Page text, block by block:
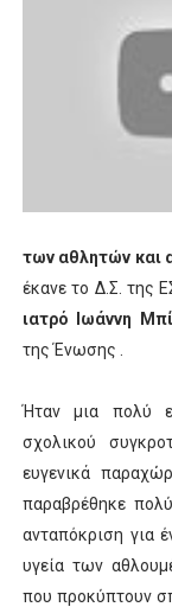
ΧΡΟΝΙΑ ΠΟΛΛΑ
Ο δρόμος για
U21: Τεράστια
Γ΄ανδρών play
των αθλητών και
έκανε το Δ.Σ. της
ιατρό Ιωάννη
της Ένωσης .
Ήταν μια πολύ
σχολικού
ευγενικά
παραβρέθηκε
ανταπόκριση για
υγεία των
που προκύπτουν